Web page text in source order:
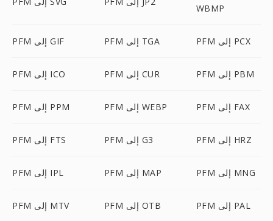
WBMP
PFM إلى GIF PFM إلى TGA PFM إلى PCX
PFM إلى ICO PFM إلى CUR PFM إلى PBM
PFM إلى PPM PFM إلى WEBP PFM إلى FAX
PFM إلى FTS PFM إلى G3 PFM إلى HRZ
PFM إلى IPL PFM إلى MAP PFM إلى MNG
PFM إلى MTV PFM إلى OTB PFM إلى PAL